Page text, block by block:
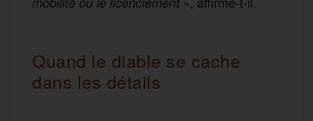
Quand le diable se cache
dans les détails